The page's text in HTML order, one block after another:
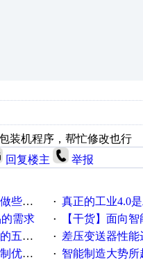
装机程序，帮忙修改也行
回复楼主 举报
什么 · 真正的工业4.0
需求 · 【干货】面向
障碍 · 差压变送器性能达
缺点 · 智能制造大势所趋